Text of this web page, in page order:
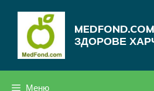
ЗДОРОВЕ
Меню